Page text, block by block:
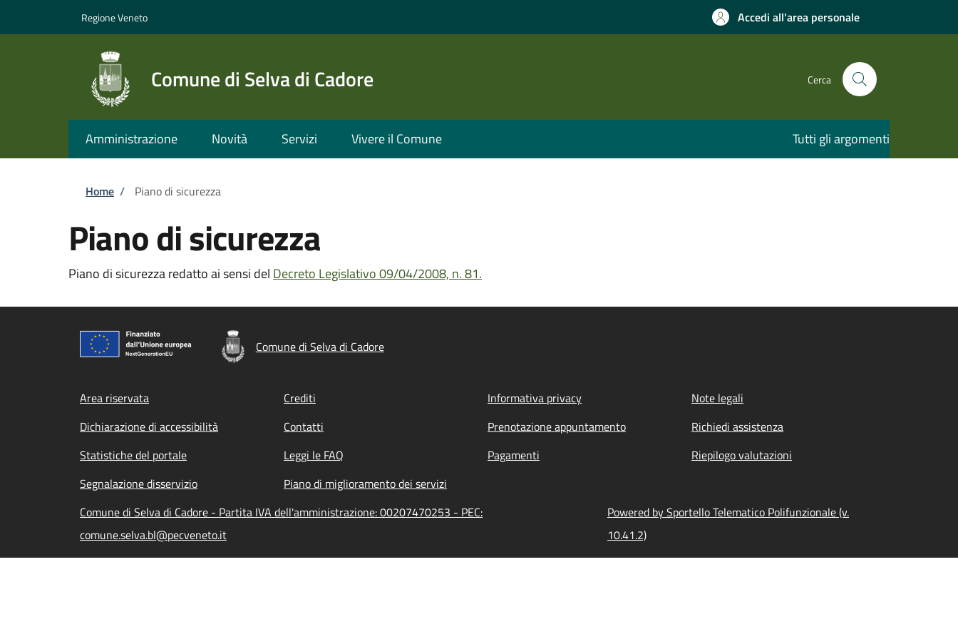
Regione Veneto Accedi all'area personale
Comune di Selva di Cadore Cerca
Amministrazione Novità Servizi Vivere il Comune Tutti gli argomenti
Briciole di pane
Home / Piano di sicurezza
Piano di sicurezza
Piano di sicurezza redatto ai sensi del Decreto Legislativo 09/04/2008, n. 81.
Comune di Selva di Cadore
Footer menu
Area riservata Crediti Informativa privacy
Note legali
Dichiarazione di accessibilità
Contatti Prenotazione appuntamento
Richiedi assistenza
Statistiche del portale
Leggi le FAQ Pagamenti
Riepilogo valutazioni
Segnalazione disservizio
Piano di miglioramento dei servizi
Comune di Selva di Cadore - Partita IVA dell'amministrazione: 00207470253 - PEC:
comune.selva.bl@pecveneto.it
Powered by Sportello Telematico Polifunzionale (v.
10.41.2)